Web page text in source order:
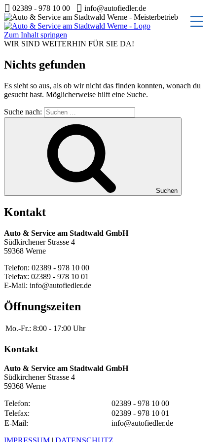
02389 - 978 10 00 info@autofiedler.de
Zum Inhalt springen
WIR SIND WEITERHIN FÜR SIE DA!
Nichts gefunden
Es sieht so aus, als ob wir nicht das finden konnten, wonach du
gesucht hast. Möglicherweise hilft eine Suche.
Suche nach:
Suchen
Kontakt
Auto & Service am Stadtwald GmbH
Südkirchener Strasse 4
59368 Werne
Telefon: 02389 - 978 10 00
Telefax: 02389 - 978 10 01
E-Mail: info@autofiedler.de
Öffnungszeiten
Mo.-Fr.: 8:00 - 17:00 Uhr
Kontakt
Auto & Service am Stadtwald GmbH
Südkirchener Strasse 4
59368 Werne
Telefon:
02389 - 978 10 00
Telefax:
02389 - 978 10 01
E-Mail:
info@autofiedler.de
IMPRESSUM | DATENSCHUTZ